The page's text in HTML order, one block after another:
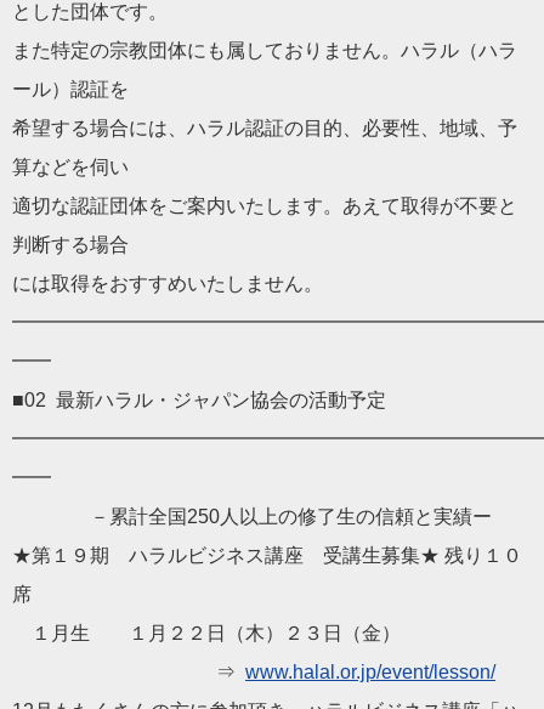
とした団体です。
また特定の宗教団体にも属しておりません。 ハラル （ハラ
ール） 認証を
希望する場合には、 ハラル認証の目的、必要性、地域、 予
算などを伺い
適切な認証団体をご案内いたします。 あえて取得が不要と
判断する場合
には取得をおすすめいたしません。
━━
■02 最新ハラル ・ ジャパン協会の活動予定
━━
－累計全国250人以上の修了生の信頼と実績ー
★第１９期 ハラルビジネス講座 受講生募集★ 残り１０
席
１月生 １月２２日（木）２３日（金）
⇒ www.halal .or.jp/event/lesson/